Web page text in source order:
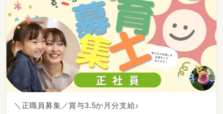
＼正職員募集／賞与3.5か月分支給♪